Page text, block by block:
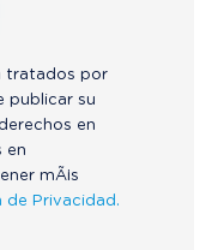
tratados por
publicar su
en
en
mÃ¡s
de Privacidad.